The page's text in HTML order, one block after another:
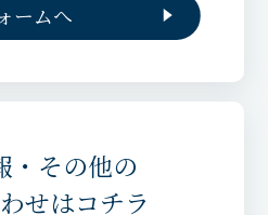
ームへ
・その他の
せはコチラ